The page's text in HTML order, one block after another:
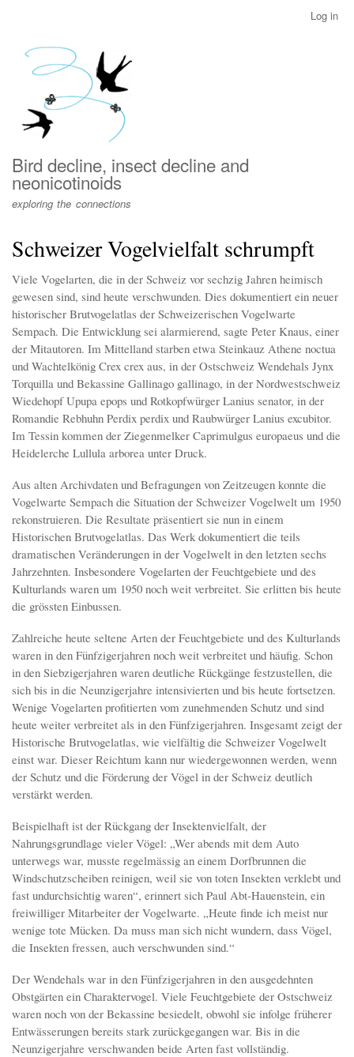
menu
Log in
Bird decline, insect decline and
neonicotinoids
exploring the connections
Schweizer Vogelvielfalt schrumpft
Viele Vogelarten, die in der Schweiz vor sechzig Jahren heimisch
gewesen sind, sind heute verschwunden. Dies dokumentiert ein neuer
historischer Brutvogelatlas der Schweizerischen Vogelwarte
Sempach. Die Entwicklung sei alarmierend, sagte Peter Knaus, einer
der Mitautoren. Im Mittelland starben etwa Steinkauz Athene noctua
und Wachtelkönig Crex crex aus, in der Ostschweiz Wendehals Jynx
Torquilla und Bekassine Gallinago gallinago, in der Nordwestschweiz
Wiedehopf Upupa epops und Rotkopfwürger Lanius senator, in der
Romandie Rebhuhn Perdix perdix und Raubwürger Lanius excubitor.
Im Tessin kommen der Ziegenmelker Caprimulgus europaeus und die
Heidelerche Lullula arborea unter Druck.
Aus alten Archivdaten und Befragungen von Zeitzeugen konnte die
Vogelwarte Sempach die Situation der Schweizer Vogelwelt um 1950
rekonstruieren. Die Resultate präsentiert sie nun in einem
Historischen Brutvogelatlas. Das Werk dokumentiert die teils
dramatischen Veränderungen in der Vogelwelt in den letzten sechs
Jahrzehnten. Insbesondere Vogelarten der Feuchtgebiete und des
Kulturlands waren um 1950 noch weit verbreitet. Sie erlitten bis heute
die grössten Einbussen.
Zahlreiche heute seltene Arten der Feuchtgebiete und des Kulturlands
waren in den Fünfzigerjahren noch weit verbreitet und häufig. Schon
in den Siebzigerjahren waren deutliche Rückgänge festzustellen, die
sich bis in die Neunzigerjahre intensivierten und bis heute fortsetzen.
Wenige Vogelarten profitierten vom zunehmenden Schutz und sind
heute weiter verbreitet als in den Fünfzigerjahren. Insgesamt zeigt der
Historische Brutvogelatlas, wie vielfältig die Schweizer Vogelwelt
einst war. Dieser Reichtum kann nur wiedergewonnen werden, wenn
der Schutz und die Förderung der Vögel in der Schweiz deutlich
verstärkt werden.
Beispielhaft ist der Rückgang der Insektenvielfalt, der
Nahrungsgrundlage vieler Vögel: „Wer abends mit dem Auto
unterwegs war, musste regelmässig an einem Dorfbrunnen die
Windschutzscheiben reinigen, weil sie von toten Insekten verklebt und
fast undurchsichtig waren“, erinnert sich Paul Abt-Hauenstein, ein
freiwilliger Mitarbeiter der Vogelwarte. „Heute finde ich meist nur
wenige tote Mücken. Da muss man sich nicht wundern, dass Vögel,
die Insekten fressen, auch verschwunden sind.“
Der Wendehals war in den Fünfzigerjahren in den ausgedehnten
Obstgärten ein Charaktervogel. Viele Feuchtgebiete der Ostschweiz
waren noch von der Bekassine besiedelt, obwohl sie infolge früherer
Entwässerungen bereits stark zurückgegangen war. Bis in die
Neunzigerjahre verschwanden beide Arten fast vollständig.